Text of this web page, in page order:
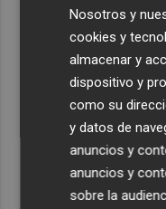
Nosotros y
cookies y
almacenar y
dispositivo y
como su
y datos de
anuncios y
anuncios y
sobre la